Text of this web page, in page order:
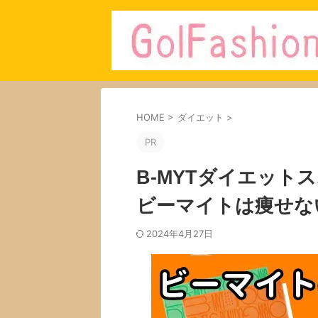
HOME > ダイエット >
PR
B-MYTダイエット
ビーマイトは痩せ
2024年4月27日